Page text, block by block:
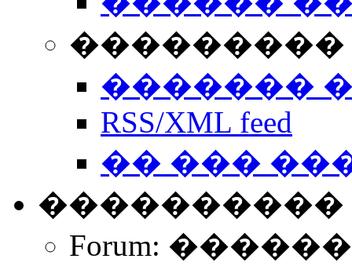
���������
�������
RSS/XML feed
�� ���
����������
Forum: